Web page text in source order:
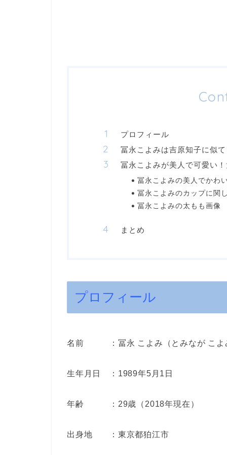
プロフィール
冨永こよみは吉原知子に似
冨永こよみが美人で可愛い
冨永こよみの美人でかわ
冨永こよみのカップに関
冨永こよみの太もも画像
まとめ
プロフィール
名前 ：冨永 こよみ（とみなが こよ
生年月日 ：1989年5月1日
年齢 ：29歳（2018年現在）
出身地 ：東京都狛江市